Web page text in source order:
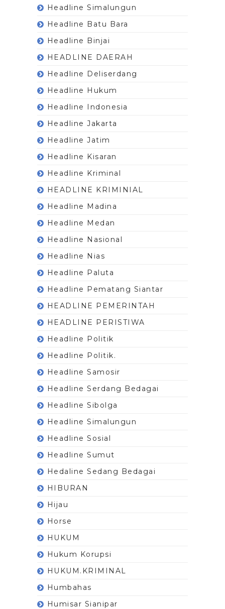
Headline Simalungun
Headline Batu Bara
Headline Binjai
HEADLINE DAERAH
Headline Deliserdang
Headline Hukum
Headline Indonesia
Headline Jakarta
Headline Jatim
Headline Kisaran
Headline Kriminal
HEADLINE KRIMINIAL
Headline Madina
Headline Medan
Headline Nasional
Headline Nias
Headline Paluta
Headline Pematang Siantar
HEADLINE PEMERINTAH
HEADLINE PERISTIWA
Headline Politik
Headline Politik.
Headline Samosir
Headline Serdang Bedagai
Headline Sibolga
Headline Simalungun
Headline Sosial
Headline Sumut
Hedaline Sedang Bedagai
HIBURAN
Hijau
Horse
HUKUM
Hukum Korupsi
HUKUM.KRIMINAL
Humbahas
Humisar Sianipar